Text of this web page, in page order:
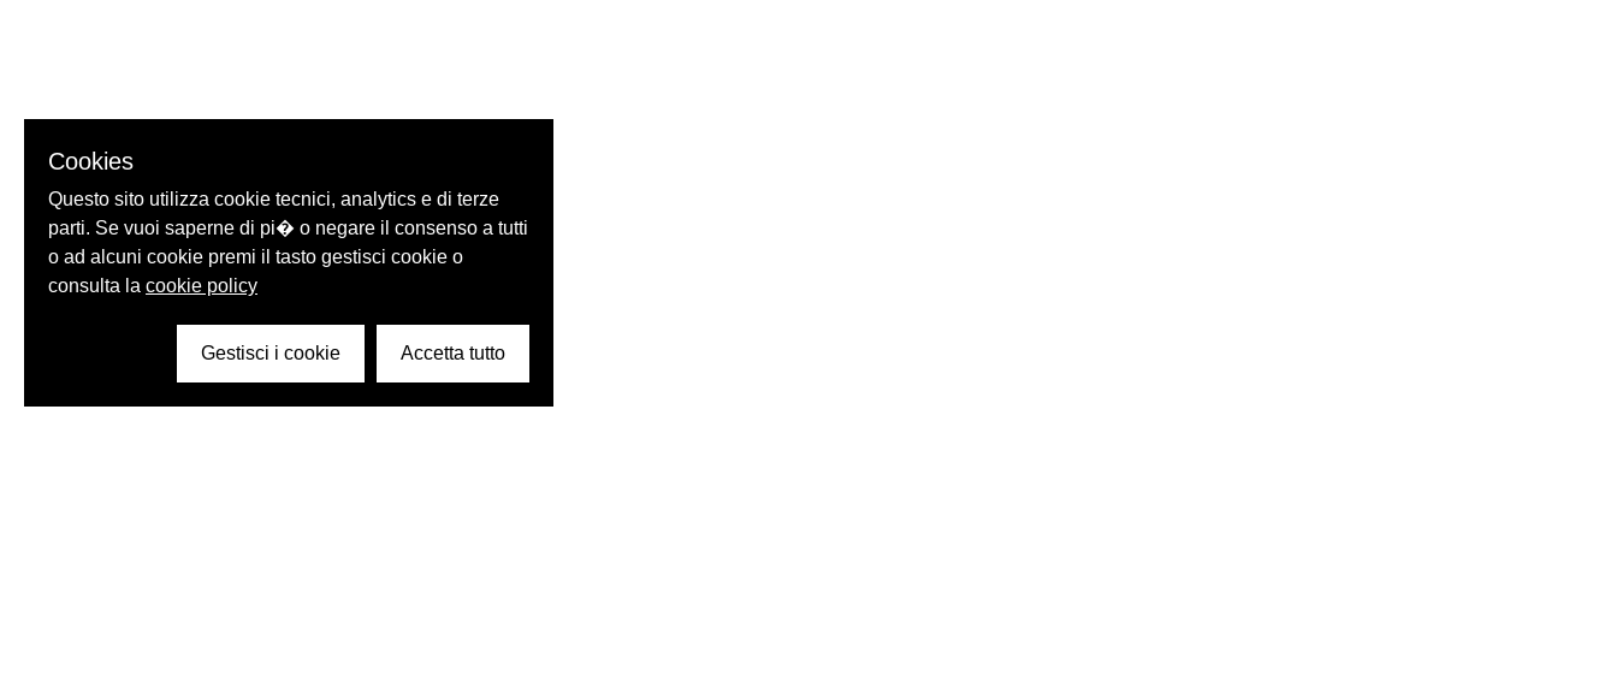
Cookies
Questo sito utilizza cookie tecnici, analytics e di terze
parti. Se vuoi saperne di pi� o negare il consenso a tutti
o ad alcuni cookie premi il tasto gestisci cookie o
consulta la cookie policy
Gestisci i cookie Accetta tutto